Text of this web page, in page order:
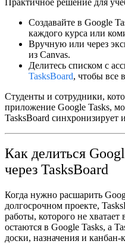
Создавайте в Google
каждого курса или
Вручную или через
из Canvas.
Делитесь списком с
TasksBoard, чтобы все
Студенты и сотрудники,
приложение Google Tasks,
TasksBoard синхронизирует
Как делиться
через TasksBoard
Когда нужно расшарить
долгосрочном проекте,
работы, которого не
остаются в Google Tasks, а
доски, назначения и канбан-